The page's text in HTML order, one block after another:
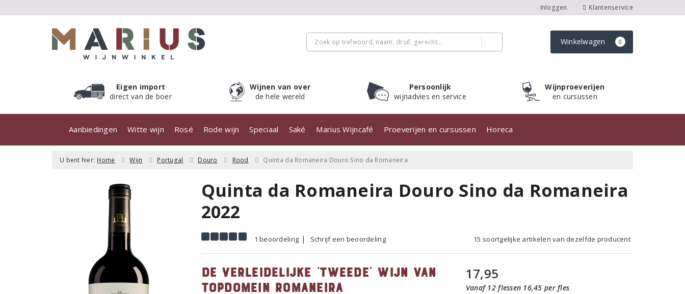
Inloggen Klantenservice
Winkelwagen 0
Eigen import
direct van de boer
Wijnen van over
de hele wereld
Persoonlijk
wijnadvies en service
Wijnproeverijen
en cursussen
Aanbiedingen Witte wijn Rosé Rode wijn Speciaal Saké Marius Wijncafé Proeverijen en cursussen Horeca
U bent hier: Home Wijn Portugal Douro Rood Quinta da Romaneira Douro Sino da Romaneira
Quinta da Romaneira Douro Sino da Romaneira
2022
1 beoordeling Schrijf een beoordeling 15 soortgelijke artikelen van dezelfde producent
De verleidelijke 'tweede' wijn van
topdomein Romaneira
17,95
Vanaf 12 flessen 16,45 per fles